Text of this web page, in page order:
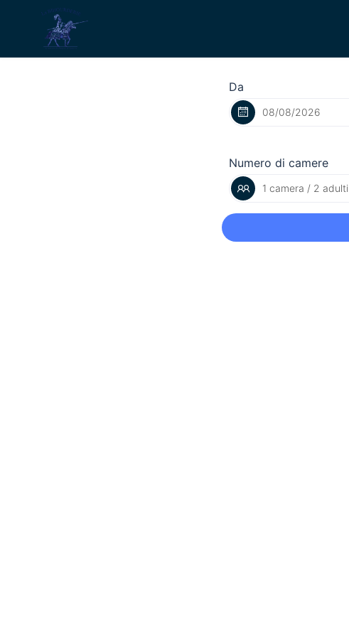
Da
Numero di camere
1 camera / 2 adulti